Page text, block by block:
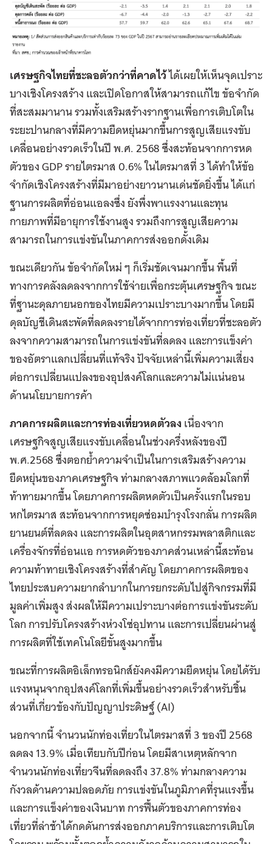
เศรษฐกิจไทยที่ชะลอตัวกว่าที่คาดไว้ได้เผยให้เห็นจุดเปราะ
บางเชิงโครงสร้าง และเปิดโอกาสให้สามารถแก้ไข ข้อจำกัด
ที่สะสมมานาน รวมทั้งเสริมสร้างรากฐานเพื่อการเติบโตใน
ระยะปานกลางที่มีความยืดหยุ่นมากขึ้นการสูญเสียแรงขับ
เคลื่อนอย่างรวดเร็วในปี พ.ศ. 2568 ซึ่งสะท้อนจากการหด
ตัวของ GDP รายไตรมาส 0.6% ในไตรมาสที่ 3 ได้ทำให้ข้อ
จำกัดเชิงโครงสร้างที่มีมาอย่างยาวนานเด่นชัดยิ่งขึ้น ได้แก่
ฐานการผลิตที่อ่อนแอลงซึ่ง ยังพึ่งพาแรงงานและทุน
กายภาพที่มีอายุการใช้งานสูง รวมถึงการสูญเสียความ
สามารถในการแข่งขันในภาคการส่งออกดั้งเดิม
ขณะเดียวกัน ข้อจำกัดใหม่ ๆ ก็เริ่มชัดเจนมากขึ้น พื้นที่
ทางการคลังลดลงจากการใช้จ่ายเพื่อกระตุ้นเศรษฐกิจ ขณะ
ที่ฐานะดุลภายนอกของไทยมีความเปราะบางมากขึ้น โดยมี
ดุลบัญชีเดินสะพัดที่ลดลงรายได้จากการท่องเที่ยวที่ชะลอตัว
ลงจากความสามารถในการแข่งขันที่ลดลง และการแข็งค่า
ของอัตราแลกเปลี่ยนที่แท้จริง ปัจจัยเหล่านี้เพิ่มความเสี่ยง
ต่อการเปลี่ยนแปลงของอุปสงค์โลกและความไม่แน่นอน
ด้านนโยบายการค้า
ภาคการผลิตและการท่องเที่ยวหดตัวลงเนื่องจาก
เศรษฐกิจสูญเสียแรงขับเคลื่อนในช่วงครึ่งหลังของปี
พ.ศ.2568 ซึ่งตอกย้ำความจำเป็นในการเสริมสร้างความ
ยืดหยุ่นของภาคเศรษฐกิจ ท่ามกลางสภาพแวดล้อมโลกที่
ท้าทายมากขึ้น โดยภาคการผลิตหดตัวเป็นครั้งแรกในรอบ
หกไตรมาส สะท้อนจากการหยุดซ่อมบำรุงโรงกลั่น การผลิต
ยานยนต์ที่ลดลง และการผลิตในอุตสาหกรรมพลาสติกและ
เครื่องจักรที่อ่อนแอ การหดตัวของภาคส่วนเหล่านี้สะท้อน
ความท้าทายเชิงโครงสร้างที่สำคัญ โดยภาคการผลิตของ
ไทยประสบความยากลำบากในการยกระดับไปสู่กิจกรรมที่มี
มูลค่าเพิ่มสูง ส่งผลให้มีความเปราะบางต่อการแข่งขันระดับ
โลก การปรับโครงสร้างห่วงโซ่อุปทาน และการเปลี่ยนผ่านสู่
การผลิตที่ใช้เทคโนโลยีขั้นสูงมากขึ้น
ขณะที่การผลิตอิเล็กทรอนิกส์ยังคงมีความยืดหยุ่น โดยได้รับ
แรงหนุนจากอุปสงค์โลกที่เพิ่มขึ้นอย่างรวดเร็วสำหรับชิ้น
ส่วนที่เกี่ยวข้องกับปัญญาประดิษฐ์ (AI)
นอกจากนี้ จำนวนนักท่องเที่ยวในไตรมาสที่ 3 ของปี 2568
ลดลง 13.9% เมื่อเทียบกับปีก่อน โดยมีสาเหตุหลักจาก
จำนวนนักท่องเที่ยวจีนที่ลดลงถึง 37.8% ท่ามกลางความ
กังวลด้านความปลอดภัย การแข่งขันในภูมิภาคที่รุนแรงขึ้น
และการแข็งค่าของเงินบาท การฟื้นตัวของภาคการท่อง
เที่ยวที่ล่าช้าได้กดดันการส่งออกภาคบริการและการเติบโต